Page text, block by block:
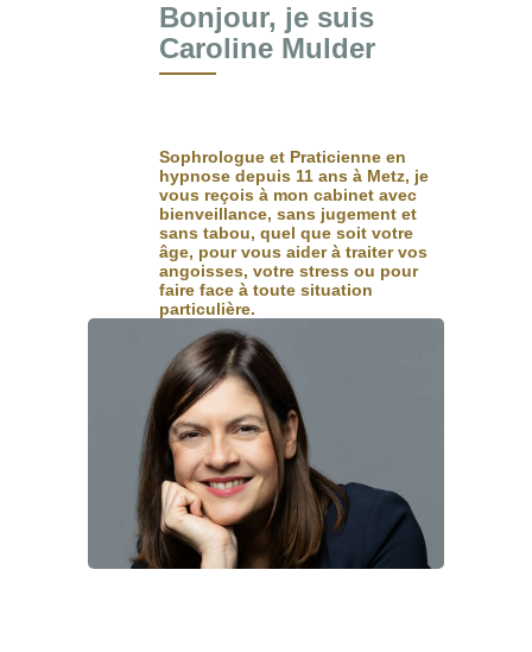
Bonjour, je suis
Caroline Mulder
Sophrologue et Praticienne en
hypnose depuis 11 ans à Metz, je
vous reçois à mon cabinet avec
bienveillance, sans jugement et
sans tabou, quel que soit votre
âge, pour vous aider à traiter vos
angoisses, votre stress ou pour
faire face à toute situation
particulière.